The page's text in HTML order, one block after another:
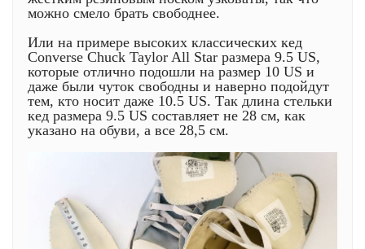
можно смело брать свободнее.
Или на примере высоких классических кед
Converse Chuck Taylor All Star размера 9.5 US,
которые отлично подошли на размер 10 US и
даже были чуток свободны и наверно подойдут
тем, кто носит даже 10.5 US. Так длина стельки
кед размера 9.5 US составляет не 28 см, как
указано на обуви, а все 28,5 см.